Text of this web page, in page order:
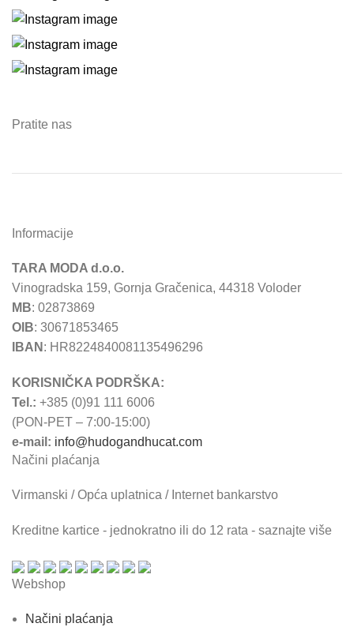
Pratite nas
Informacije
TARA MODA d.o.o.
Vinogradska 159, Gornja Gračenica, 44318 Voloder
MB: 02873869
OIB: 30671853465
IBAN : HR8224840081135496296
KORISNIČKA PODRŠKA:
Tel.: +385 (0)91 111 6006
(PON-PET – 7:00-15:00)
e-mail: info@hudogandhucat.com
Načini plaćanja
Virmanski / Opća uplatnica / Internet bankarstvo
Kreditne kartice - jednokratno ili do 12 rata - saznajte više
Webshop
Načini plaćanja